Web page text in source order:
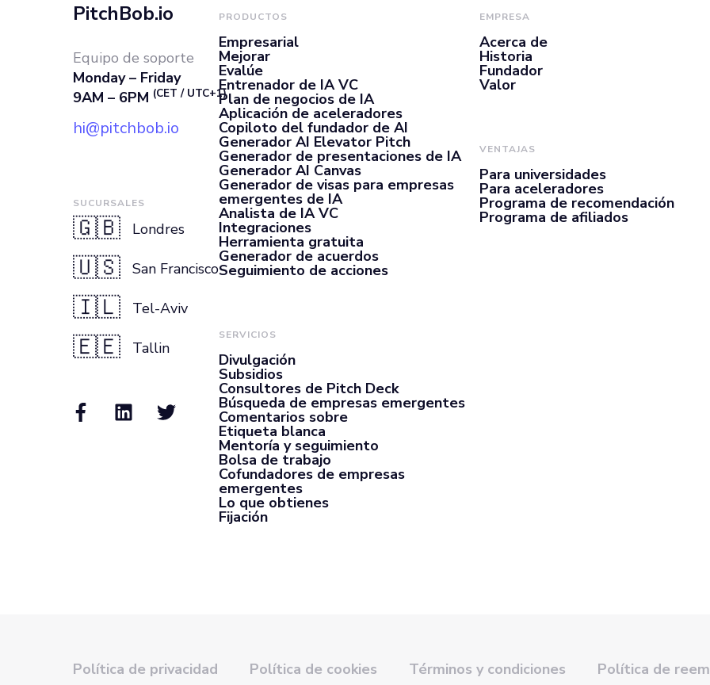
PitchBob.io
Equipo de soporte
Monday – Friday
9AM – 6PM (CET / UTC+1)
hi@pitchbob.io
SUCURSALES
🇬🇧 Londres
🇺🇸 San Francisco
🇮🇱 Tel-Aviv
🇪🇪 Tallin
PRODUCTOS
Empresarial
Mejorar
Evalúe
Entrenador de IA VC
Plan de negocios de IA
Aplicación de aceleradores
Copiloto del fundador de AI
Generador AI Elevator Pitch
Generador de presentaciones de IA
Generador AI Canvas
Generador de visas para empresas
emergentes de IA
Analista de IA VC
Integraciones
Herramienta gratuita
Generador de acuerdos
Seguimiento de acciones
SERVICIOS
Divulgación
Subsidios
Consultores de Pitch Deck
Búsqueda de empresas emergentes
Comentarios sobre
Etiqueta blanca
Mentoría y seguimiento
Bolsa de trabajo
Cofundadores de empresas
emergentes
Lo que obtienes
Fijación
EMPRESA
Acerca de
Historia
Fundador
Valor
VENTAJAS
Para universidades
Para aceleradores
Programa de recomendación
Programa de afiliados
Política de privacidad Política de cookies Términos y condiciones Política de